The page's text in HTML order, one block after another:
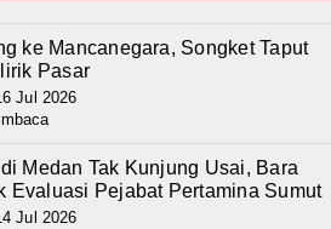
ke Mancanegara, Songket Taput
Pasar
Jul 2026
Medan Tak Kunjung Usai, Bara
Evaluasi Pejabat Pertamina Sumut
Jul 2026